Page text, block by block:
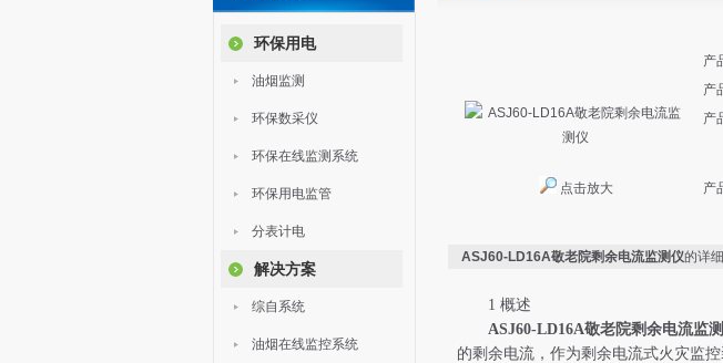
环保用电
油烟监测
环保数采仪
环保在线监测系统
环保用电监管
分表计电
解决方案
综自系统
油烟在线监控系统
点击放大
产
产
产
产
ASJ60-LD16A敬老院剩余电流监测仪的详
1 概述
ASJ60-LD16A敬老院剩余电流监
的剩余电流，作为剩余电流式火灾监